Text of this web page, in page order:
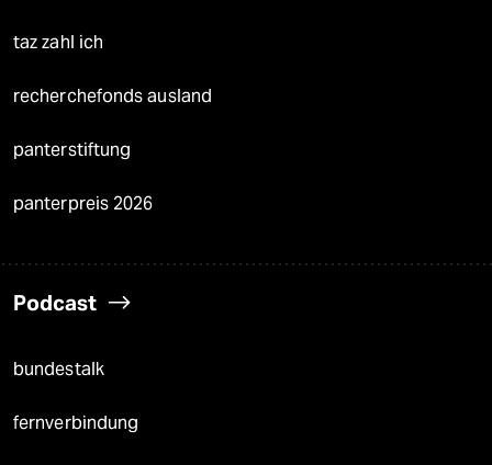
taz zahl ich
recherchefonds ausland
panterstiftung
panterpreis 2026
Podcast
bundestalk
fernverbindung